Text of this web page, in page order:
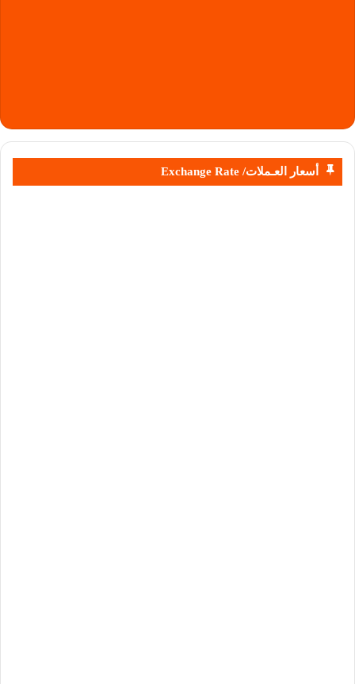
أسعار العـملات/ Exchange Rate